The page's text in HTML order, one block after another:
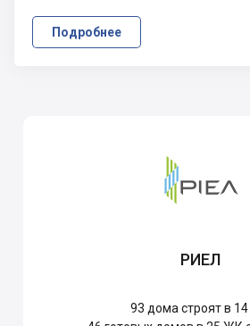
Подробнее
РИЕЛ
93 дома строят в